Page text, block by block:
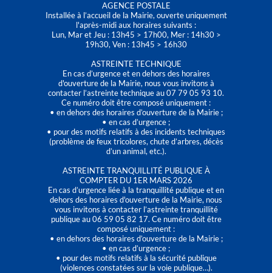
AGENCE POSTALE
Installée à l’accueil de la Mairie, ouverte uniquement
l'après-midi aux horaires suivants :
Lun, Mar et Jeu : 13h45 > 17h00, Mer : 14h30 >
19h30, Ven : 13h45 > 16h30
ASTREINTE TECHNIQUE
En cas d’urgence et en dehors des horaires
d'ouverture de la Mairie, nous vous invitons à
contacter l’astreinte technique au 07 79 05 93 10.
Ce numéro doit être composé uniquement :
• en dehors des horaires d’ouverture de la Mairie ;
• en cas d’urgence ;
• pour des motifs relatifs à des incidents techniques
(problème de feux tricolores, chute d’arbres, décès
d’un animal, etc.).
ASTREINTE TRANQUILLITÉ PUBLIQUE À
COMPTER DU 1ER MARS 2026
En cas d’urgence liée à la tranquillité publique et en
dehors des horaires d'ouverture de la Mairie, nous
vous invitons à contacter l’astreinte tranquillité
publique au 06 59 05 82 17. Ce numéro doit être
composé uniquement :
• en dehors des horaires d’ouverture de la Mairie ;
• en cas d’urgence ;
• pour des motifs relatifs à la sécurité publique
(violences constatées sur la voie publique…).